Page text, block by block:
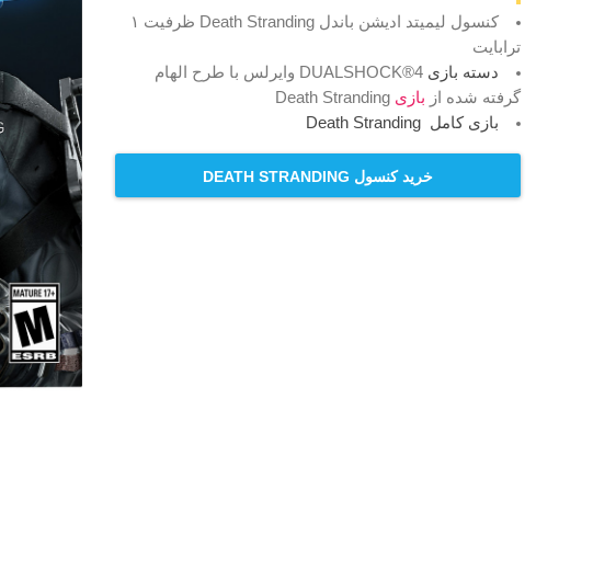
کنسول لیمیتد ادیشن باندل Death Stranding ظرفیت ۱
ترابایت
دسته بازی
DUALSHOCK®4 وایرلس با طرح الهام
گرفته شده از بازی
بازی کامل Death Stranding
خرید کنسول DEATH STRANDING